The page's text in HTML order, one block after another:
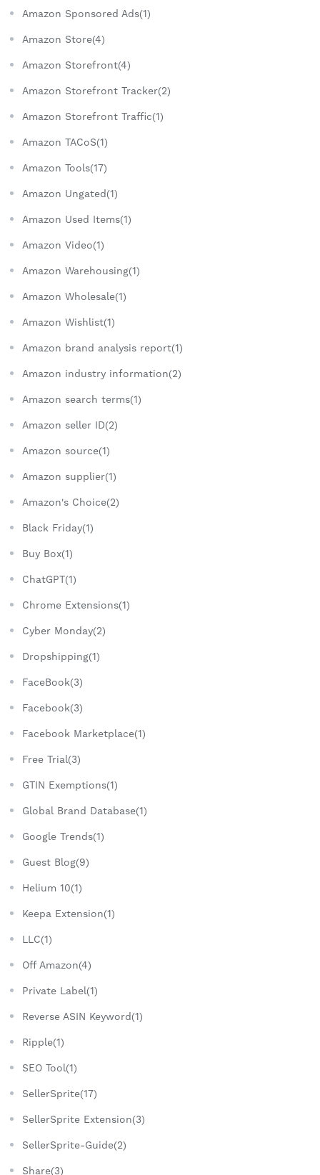
Amazon Sponsored Ads(1)
Amazon Store(4)
Amazon Storefront(4)
Amazon Storefront Tracker(2)
Amazon Storefront Traffic(1)
Amazon TACoS(1)
Amazon Tools(17)
Amazon Ungated(1)
Amazon Used Items(1)
Amazon Video(1)
Amazon Warehousing(1)
Amazon Wholesale(1)
Amazon Wishlist(1)
Amazon brand analysis report(1)
Amazon industry information(2)
Amazon search terms(1)
Amazon seller ID(2)
Amazon source(1)
Amazon supplier(1)
Amazon's Choice(2)
Black Friday(1)
Buy Box(1)
ChatGPT(1)
Chrome Extensions(1)
Cyber Monday(2)
Dropshipping(1)
FaceBook(3)
Facebook(3)
Facebook Marketplace(1)
Free Trial(3)
GTIN Exemptions(1)
Global Brand Database(1)
Google Trends(1)
Guest Blog(9)
Helium 10(1)
Keepa Extension(1)
LLC(1)
Off Amazon(4)
Private Label(1)
Reverse ASIN Keyword(1)
Ripple(1)
SEO Tool(1)
SellerSprite(17)
SellerSprite Extension(3)
SellerSprite-Guide(2)
Share(3)